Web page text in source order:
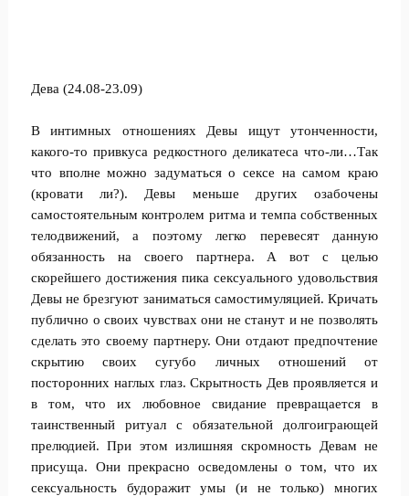
Дева (24.08-23.09)
В интимных отношениях Девы ищут утонченности,
какого-то привкуса редкостного деликатеса что-ли…Так
что вполне можно задуматься о сексе на самом краю
(кровати ли?). Девы меньше других озабочены
самостоятельным контролем ритма и темпа собственных
телодвижений, а поэтому легко перевесят данную
обязанность на своего партнера. А вот с целью
скорейшего достижения пика сексуального удовольствия
Девы не брезгуют заниматься самостимуляцией. Кричать
публично о своих чувствах они не станут и не позволять
сделать это своему партнеру. Они отдают предпочтение
скрытию своих сугубо личных отношений от
посторонних наглых глаз. Скрытность Дев проявляется и
в том, что их любовное свидание превращается в
таинственный ритуал с обязательной долгоиграющей
прелюдией. При этом излишняя скромность Девам не
присуща. Они прекрасно осведомлены о том, что их
сексуальность будоражит умы (и не только) многих